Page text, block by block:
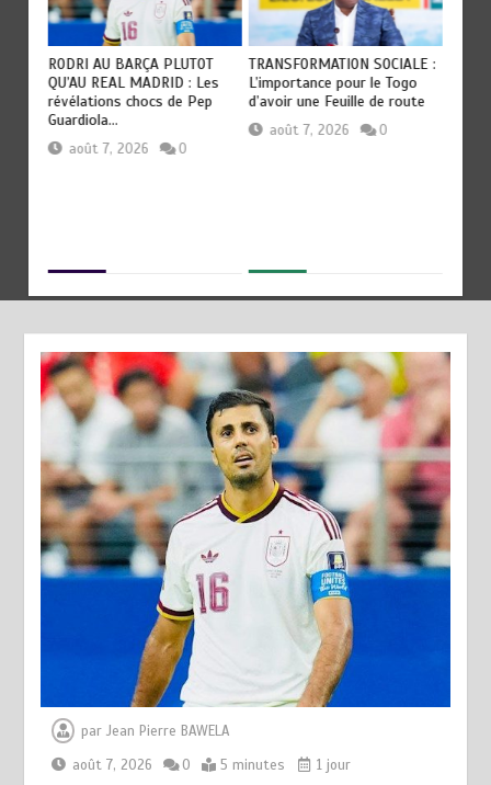
RODRI AU BARÇA PLUTOT
QU’AU REAL MADRID : Les
révélations chocs de Pep
Guardiola…
août 7, 2026 0
TRANSFORMATION SOCIALE :
L’importance pour le Togo
d’avoir une Feuille de route
août 7, 2026 0
parJean Pierre BAWELA
août 7, 2026
0 5 minutes 1 jour